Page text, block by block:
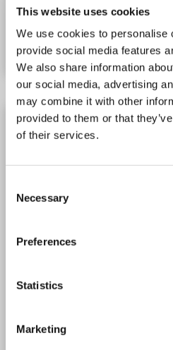
This website uses cookies
We use cookies to personalise
provide social media features
We also share information
our social media, advertising
may combine it with other
provided to them or that
of their services.
Selection
Necessary
Preferences
Statistics
Marketing
N° du produit ABIN7149942
Fiche technique
GNPAT anticorps (Center)
GNPAT Reactivité: Humain,
Hôte: Lapin
Polyclonal
2 images